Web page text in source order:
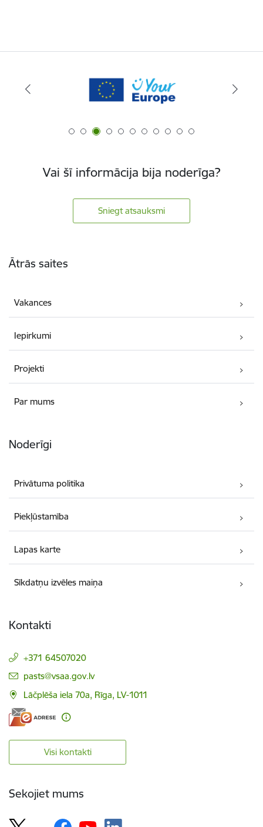
Vai šī informācija bija noderīga?
Sniegt atsauksmi
Ātrās saites
Vakances
Iepirkumi
Projekti
Par mums
Noderīgi
Privātuma politika
Piekļūstamība
Lapas karte
Sīkdatņu izvēles maiņa
Kontakti
+371 64507020
E-pasts:
pasts@vsaa.gov.lv
Lāčplēša iela 70a, Rīga, LV-1011
Visi kontakti
Sekojiet mums